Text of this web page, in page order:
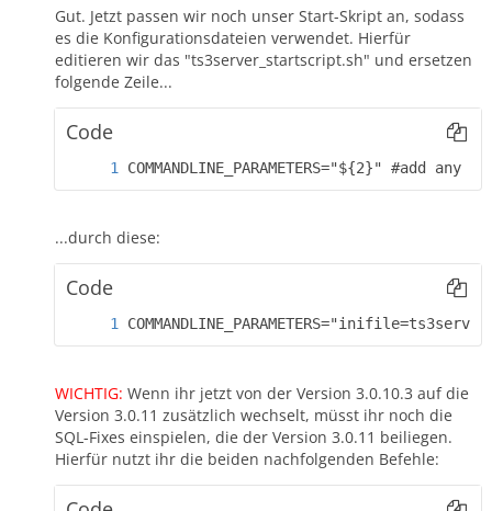
Gut. Jetzt passen wir noch unser Start-Skript an, sodass
es die Konfigurationsdateien verwendet. Hierfür
editieren wir das "ts3server_startscript.sh" und ersetzen
folgende Zeile...
Code
COMMANDLINE_PARAMETERS="${2}" #add
...durch diese:
Code
WICHTIG: Wenn ihr jetzt von der Version 3.0.10.3 auf die
Version 3.0.11 zusätzlich wechselt, müsst ihr noch die
SQL-Fixes einspielen, die der Version 3.0.11 beiliegen.
Hierfür nutzt ihr die beiden nachfolgenden Befehle: